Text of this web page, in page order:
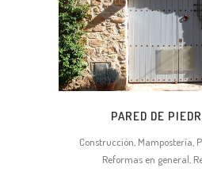
PARED DE
Construcción, Mampostería,
Reformas en general,